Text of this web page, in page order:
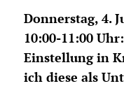
Donnerstag, 4.
10:00-11:00 Uhr:
Einstellung in
ich diese als